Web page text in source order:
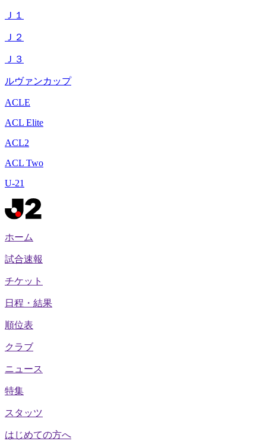
Ｊ１
Ｊ２
Ｊ３
ルヴァンカップ
ACLE
ACL Elite
ACL2
ACL Two
U-21
ホーム
試合速報
チケット
日程・結果
順位表
クラブ
ニュース
特集
スタッツ
はじめての方へ